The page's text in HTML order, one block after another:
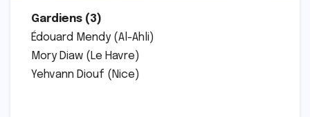
Gardiens (3)
Édouard Mendy (Al-Ahli)
Mory Diaw (Le Havre)
Yehvann Diouf (Nice)